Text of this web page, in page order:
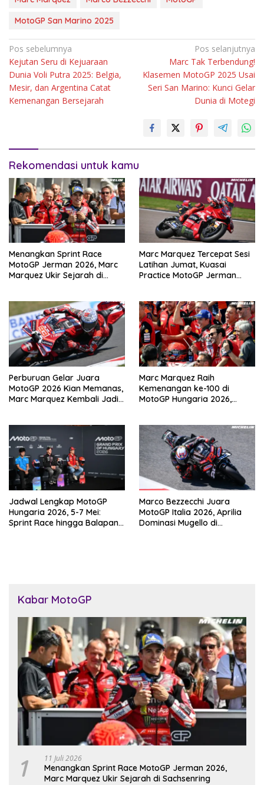
MotoGP San Marino 2025
Navigasi
pos
Pos sebelumnya
Kejutan Seru di Kejuaraan
Dunia Voli Putra 2025: Belgia,
Mesir, dan Argentina Catat
Kemenangan Bersejarah
Pos selanjutnya
Marc Tak Terbendung!
Klasemen MotoGP 2025 Usai
Seri San Marino: Kunci Gelar
Dunia di Motegi
Rekomendasi untuk kamu
Menangkan Sprint Race
MotoGP Jerman 2026, Marc
Marquez Ukir Sejarah di
Marc Marquez Tercepat Sesi
Latihan Jumat, Kuasai
Practice MotoGP Jerman
Perburuan Gelar Juara
MotoGP 2026 Kian Memanas,
Marc Marquez Kembali Jadi
Marc Marquez Raih
Kemenangan ke-100 di
MotoGP Hungaria 2026,
Jadwal Lengkap MotoGP
Hungaria 2026, 5-7 Mei:
Sprint Race hingga Balapan
Marco Bezzecchi Juara
MotoGP Italia 2026, Aprilia
Dominasi Mugello di
Kabar MotoGP
1 11 Juli 2026
Menangkan Sprint Race MotoGP Jerman 2026,
Marc Marquez Ukir Sejarah di Sachsenring